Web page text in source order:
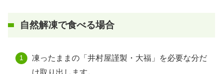
自然解凍で食べる場合
凍ったままの「井村屋謹製・大福」を必要な分だ
け取り出します。